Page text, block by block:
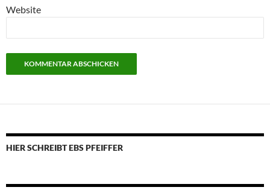
Website
HIER SCHREIBT EBS PFEIFFER